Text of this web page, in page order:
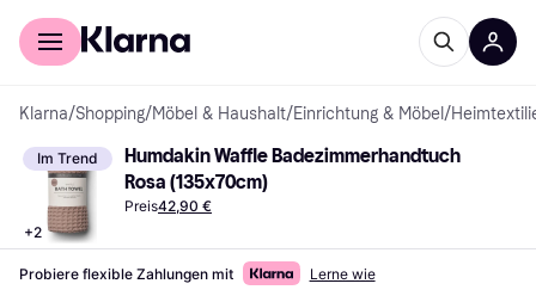
Für Shopper
Klarna/Shopping/Möbel & Haushalt/Einrichtung & Möbel /
Im Trend
+2
Humdakin Waffle Badezimmerhandtuch
Rosa (135x70cm)
Preis42,90 €
Probiere flexible Zahlungen mit Lerne wie